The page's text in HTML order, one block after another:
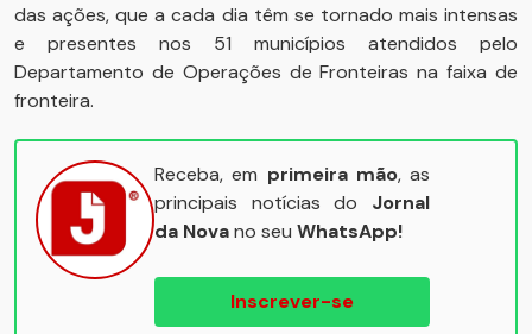
das ações, que a cada dia têm se tornado mais intensas
e presentes nos 51 municípios atendidos pelo
Departamento de Operações de Fronteiras na faixa de
fronteira.
Receba, em primeira mão, as
principais notícias do Jornal
da Novano seu WhatsApp!
Inscrever-se